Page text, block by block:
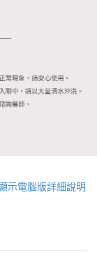
示電腦版詳細說明